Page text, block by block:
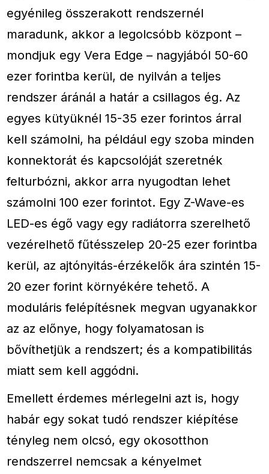
egyénileg összerakott rendszernél
maradunk, akkor a legolcsóbb központ –
mondjuk egy Vera Edge – nagyjából 50-60
ezer forintba kerül, de nyilván a teljes
rendszer áránál a határ a csillagos ég. Az
egyes kütyüknél 15-35 ezer forintos árral
kell számolni, ha például egy szoba minden
konnektorát és kapcsolóját szeretnék
felturbózni, akkor arra nyugodtan lehet
számolni 100 ezer forintot. Egy Z-Wave-es
LED-es égő vagy egy radiátorra szerelhető
vezérelhető fűtésszelep 20-25 ezer forintba
kerül, az ajtónyitás-érzékelők ára szintén 15-
20 ezer forint környékére tehető. A
moduláris felépítésnek megvan ugyanakkor
az az előnye, hogy folyamatosan is
bővíthetjük a rendszert; és a kompatibilitás
miatt sem kell aggódni.
Emellett érdemes mérlegelni azt is, hogy
habár egy sokat tudó rendszer kiépítése
tényleg nem olcsó, egy okosotthon
rendszerrel nemcsak a kényelmet